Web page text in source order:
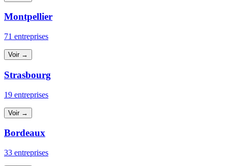
Montpellier
71 entreprises
Voir →
Strasbourg
19 entreprises
Voir →
Bordeaux
33 entreprises